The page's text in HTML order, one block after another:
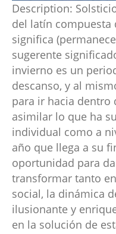
Description:
del latín compuesta
significa
sugerente
invierno es un
descanso, y al
para ir hacia dentro
asimilar lo que ha
individual como a
año que llega a su
oportunidad para
transformar tanto
social, la dinámica
ilusionante y
en la solución de